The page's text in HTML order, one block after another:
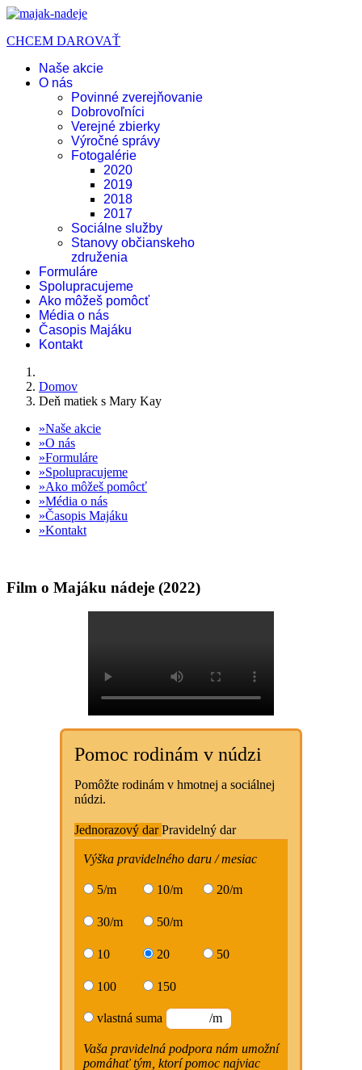
CHCEM DAROVAŤ
Naše akcie
O nás
Povinné zverejňovanie
Dobrovoľníci
Verejné zbierky
Výročné správy
Fotogalérie
2020
2019
2018
2017
Sociálne služby
Stanovy občianskeho
združenia
Formuláre
Spolupracujeme
Ako môžeš pomôcť
Média o nás
Časopis Majáku
Kontakt
Domov
Deň matiek s Mary Kay
Naše akcie
O nás
Formuláre
Spolupracujeme
Ako môžeš pomôcť
Média o nás
Časopis Majáku
Kontakt
Film o Majáku nádeje (2022)